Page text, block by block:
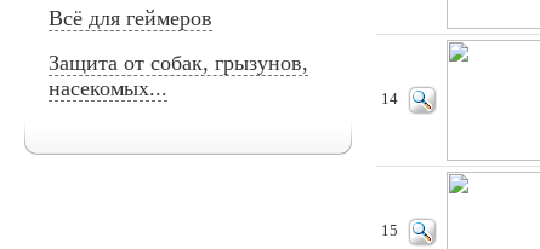
Всё для геймеров
Защита от собак, грызунов,
насекомых...
14
15